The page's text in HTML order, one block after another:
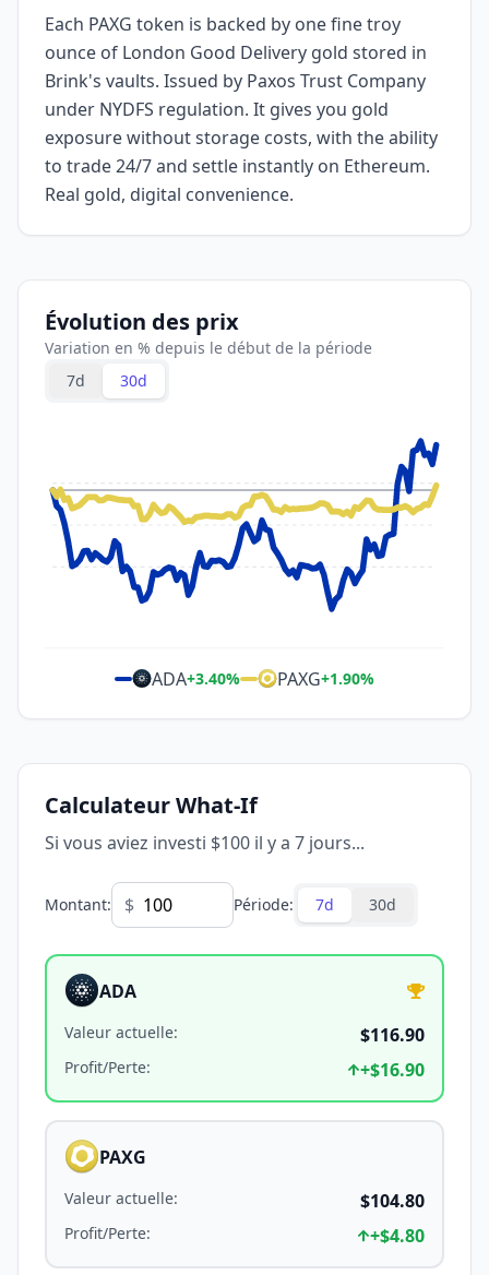
Each PAXG token is backed by one fine troy
ounce of London Good Delivery gold stored in
Brink's vaults. Issued by Paxos Trust Company
under NYDFS regulation. It gives you gold
exposure without storage costs, with the ability
to trade 24/7 and settle instantly on Ethereum.
Real gold, digital convenience.
Évolution des prix
Variation en % depuis le début de la période
7d
30d
ADA+3.40% PAXG+1.90%
Calculateur What-If
Si vous aviez investi $100 il y a 7 jours...
Montant: $ Période: 7d 30d
ADA
Valeur actuelle: $116.90
Profit/Perte: +$16.90
PAXG
Valeur actuelle: $104.80
Profit/Perte: +$4.80